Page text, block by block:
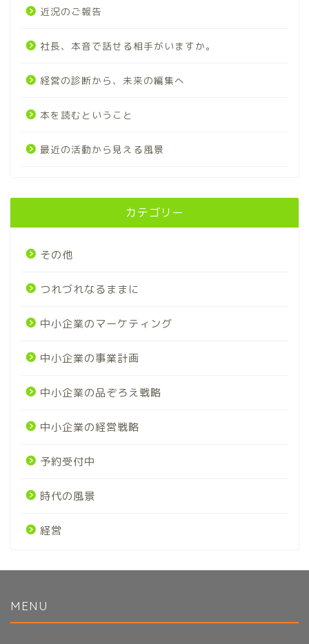
近況のご報告
社長、本音で話せる相手がいますか。
経営の診断から、未来の編集へ
本を読むということ
最近の活動から見える風景
カテゴリー
その他
つれづれなるままに
中小企業のマーケティング
中小企業の事業計画
中小企業の品ぞろえ戦略
中小企業の経営戦略
予約受付中
時代の風景
経営
MENU